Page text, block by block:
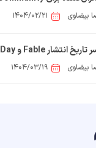
بیضاوی ۱۴۰۴/۰۲/۲۱
بیضاوی ۱۴۰۴/۰۳/۱۹